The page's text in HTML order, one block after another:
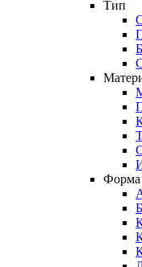
Тип
Форма